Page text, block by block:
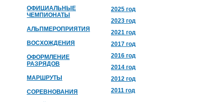
ОФИЦИАЛЬНЫЕ
ЧЕМПИОНАТЫ
АЛЬПМЕРОПРИЯТИЯ
ВОСХОЖДЕНИЯ
ОФОРМЛЕНИЕ
РАЗРЯДОВ
МАРШРУТЫ
СОРЕВНОВАНИЯ
2025 год
2023 год
2021 год
2017 год
2016 год
2014 год
2012 год
2011 год